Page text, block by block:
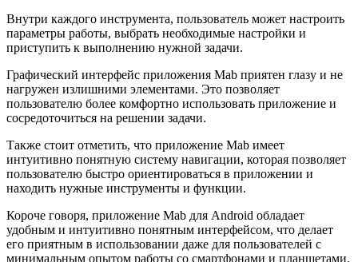
Внутри каждого инструмента, пользователь может настроить
параметры работы, выбрать необходимые настройки и
приступить к выполнению нужной задачи.
Графический интерфейс приложения Mab приятен глазу и не
нагружен излишними элементами. Это позволяет
пользователю более комфортно использовать приложение и
сосредоточиться на решении задачи.
Также стоит отметить, что приложение Mab имеет
интуитивно понятную систему навигации, которая позволяет
пользователю быстро ориентироваться в приложении и
находить нужные инструменты и функции.
Короче говоря, приложение Mab для Android обладает
удобным и интуитивно понятным интерфейсом, что делает
его приятным в использовании даже для пользователей с
минимальным опытом работы со смартфонами и планшетами.